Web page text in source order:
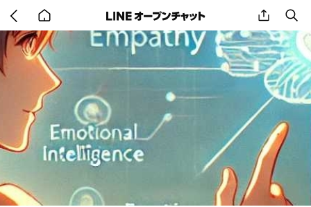
back
to
home
share